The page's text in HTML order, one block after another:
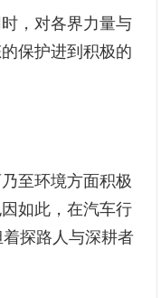
，对各界力量与
保护进到积极的
至环境方面积极
如此，在汽车行
探路人与深耕者